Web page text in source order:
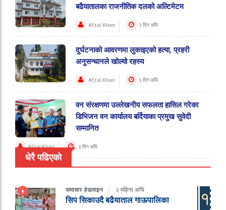
बढैयातालका राजनीतिक दलको अल्टिमेटम
Afzal Khan २ दिन अघि
दुर्घटनाको आवरणमा लुकाइएको हत्या, प्रहरी
अनुसन्धानले खोल्यो रहस्य
Afzal Khan ३ दिन अघि
वन संरक्षणमा उल्लेखनीय सफलता हासिल गरेका
डिभिजन वन कार्यालय बर्दियाका प्रमुख सुवेदी
सम्मानित
Afzal Khan ३ दिन अघि
धेरै पढिएको
समाचार हेडलाइन २ महिना अघि
सिप सिकाउदै बढैयाताल गाऊपालिका १